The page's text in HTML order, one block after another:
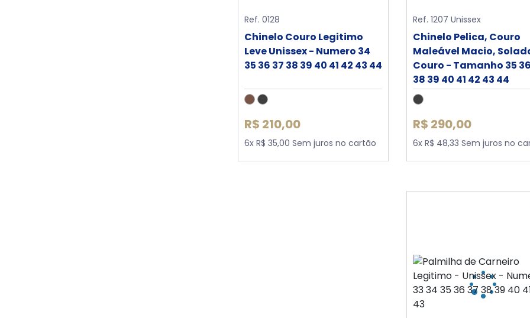
Ref. 0128
Chinelo Couro Legitimo
Leve Unissex - Numero 34
35 36 37 38 39 40 41 42 43 44
R$ 210,00
6x R$ 35,00 Sem juros no cartão
Ref. 1207 Unissex
Chinelo Pelica, Couro
Maleável Macio,
Couro - Tamanho 35
38 39 40 41 42 43 44
R$ 290,00
6x R$ 48,33 Sem juros no